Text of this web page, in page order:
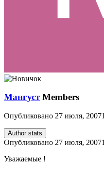
Мангуст Members
Опубликовано 27 июля, 2007
Author stats
Опубликовано 27 июля, 2007
Уважаемые !